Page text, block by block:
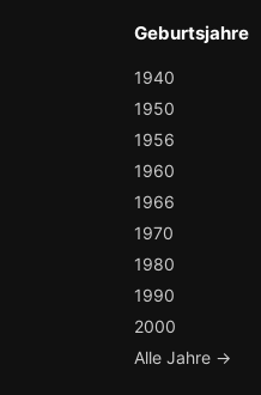
Geburtsjahre
1940
1950
1956
1960
1966
1970
1980
1990
2000
Alle Jahre →